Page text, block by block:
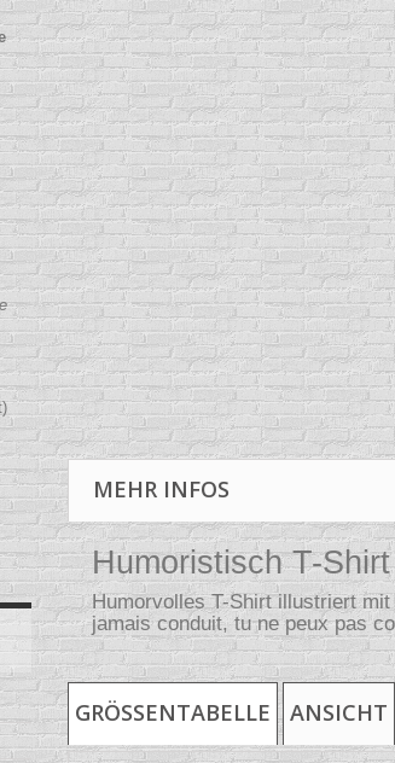
MEHR INFOS
Humoristisch T-
Humorvolles T-Shirt illustriert
jamais conduit, tu ne peux pas
GRÖSSENTABELLE ANSICHT